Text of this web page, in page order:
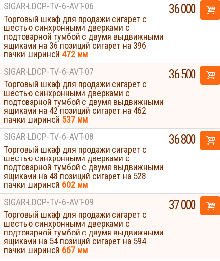
Displays
SIGAR-LDCP-TV-6-AVT-06
Торговый шкаф для продажи сигарет с
шестью синхронными дверками с
подтоварной тумбой с двумя выдвижными
ящиками на 36 позиций сигарет на 396
пачки шириной 472 мм
36 000
SIGAR-LDCP-TV-6-AVT-07
Торговый шкаф для продажи сигарет с
шестью синхронными дверками с
подтоварной тумбой с двумя выдвижными
ящиками на 42 позиций сигарет на 462
пачки шириной 537 мм
36 500
SIGAR-LDCP-TV-6-AVT-08
Торговый шкаф для продажи сигарет с
шестью синхронными дверками с
подтоварной тумбой с двумя выдвижными
ящиками на 48 позиций сигарет на 528
пачки шириной 602 мм
36 800
SIGAR-LDCP-TV-6-AVT-09
Торговый шкаф для продажи сигарет с
шестью синхронными дверками с
подтоварной тумбой с двумя выдвижными
ящиками на 54 позиций сигарет на 594
пачки шириной 667 мм
37 000